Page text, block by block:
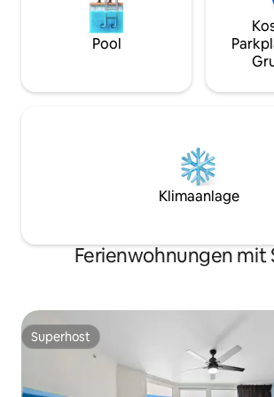
Pool
Klimaanlage
Ferienwohnungen mit
Superhost
Superhost